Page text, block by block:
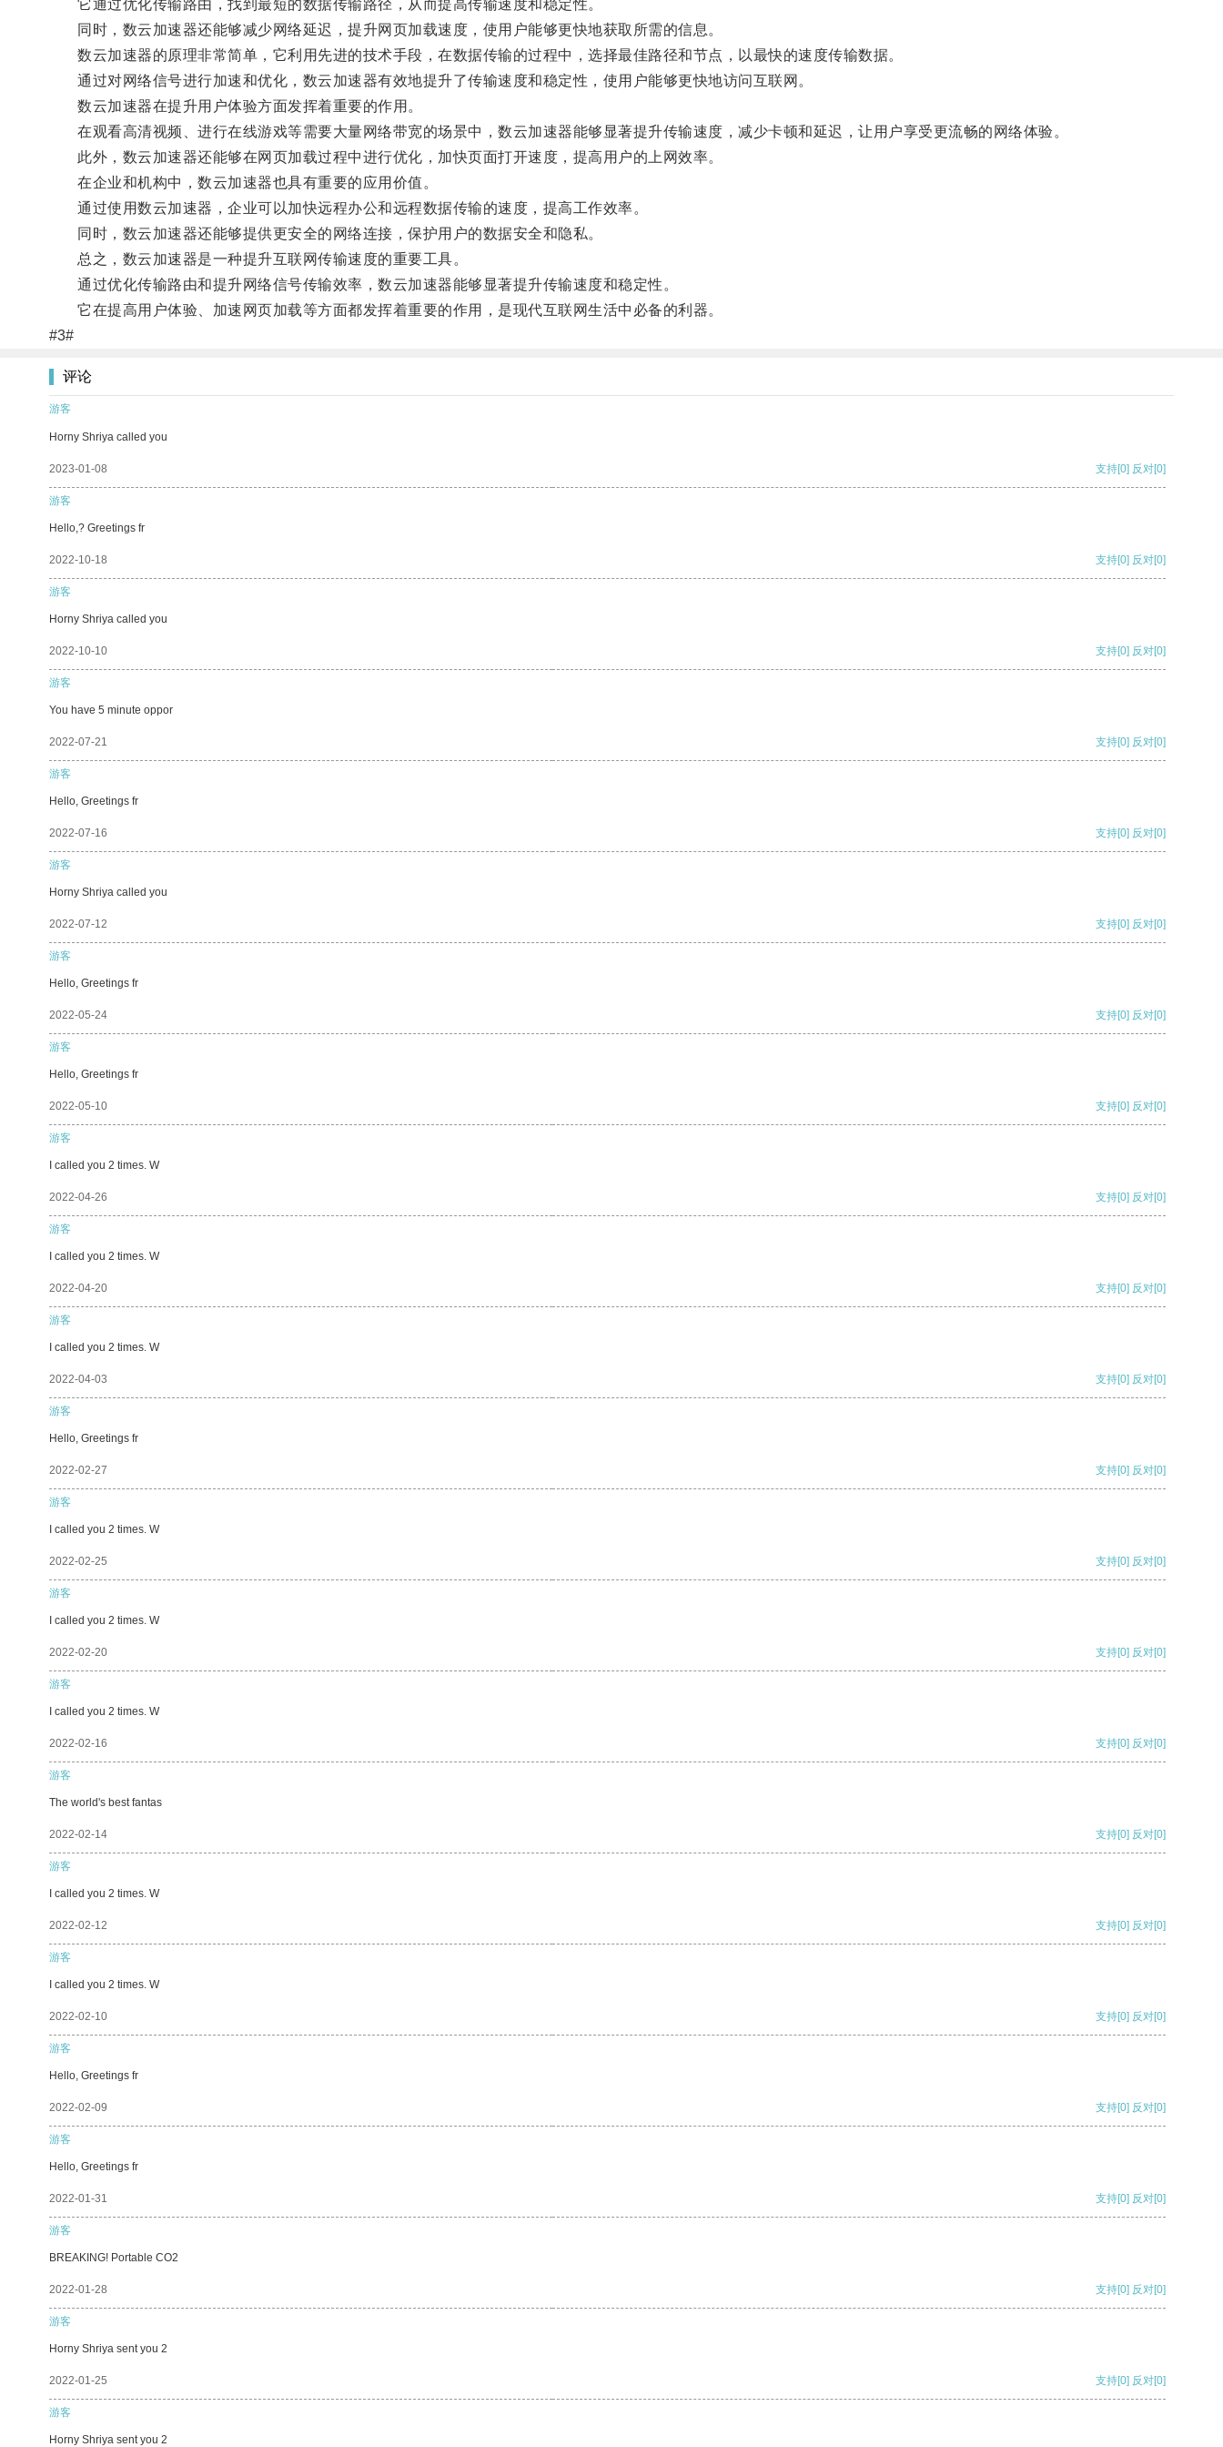
它通过优化传输路由，找到最短的数据传输路径，从而提高传输速度和稳定性。
同时，数云加速器还能够减少网络延迟，提升网页加载速度，使用户能够更快地获取所需的信息。
数云加速器的原理非常简单，它利用先进的技术手段，在数据传输的过程中，选择最佳路径和节点，以最快的速度传输数据。
通过对网络信号进行加速和优化，数云加速器有效地提升了传输速度和稳定性，使用户能够更快地访问互联网。
数云加速器在提升用户体验方面发挥着重要的作用。
在观看高清视频、进行在线游戏等需要大量网络带宽的场景中，数云加速器能够显著提升传输速度，减少卡顿和延迟，让用户享受更流畅的网络体验。
此外，数云加速器还能够在网页加载过程中进行优化，加快页面打开速度，提高用户的上网效率。
在企业和机构中，数云加速器也具有重要的应用价值。
通过使用数云加速器，企业可以加快远程办公和远程数据传输的速度，提高工作效率。
同时，数云加速器还能够提供更安全的网络连接，保护用户的数据安全和隐私。
总之，数云加速器是一种提升互联网传输速度的重要工具。
通过优化传输路由和提升网络信号传输效率，数云加速器能够显著提升传输速度和稳定性。
它在提高用户体验、加速网页加载等方面都发挥着重要的作用，是现代互联网生活中必备的利器。
#3#
评论
游客
Horny Shriya called you
2023-01-08 支持[0] 反对[0]
游客
Hello,? Greetings fr
2022-10-18 支持[0] 反对[0]
游客
Horny Shriya called you
2022-10-10 支持[0] 反对[0]
游客
You have 5 minute oppor
2022-07-21 支持[0] 反对[0]
游客
Hello, Greetings fr
2022-07-16 支持[0] 反对[0]
游客
Horny Shriya called you
2022-07-12 支持[0] 反对[0]
游客
Hello, Greetings fr
2022-05-24 支持[0] 反对[0]
游客
Hello, Greetings fr
2022-05-10 支持[0] 反对[0]
游客
I called you 2 times. W
2022-04-26 支持[0] 反对[0]
游客
I called you 2 times. W
2022-04-20 支持[0] 反对[0]
游客
I called you 2 times. W
2022-04-03 支持[0] 反对[0]
游客
Hello, Greetings fr
2022-02-27 支持[0] 反对[0]
游客
I called you 2 times. W
2022-02-25 支持[0] 反对[0]
游客
I called you 2 times. W
2022-02-20 支持[0] 反对[0]
游客
I called you 2 times. W
2022-02-16 支持[0] 反对[0]
游客
The world's best fantas
2022-02-14 支持[0] 反对[0]
游客
I called you 2 times. W
2022-02-12 支持[0] 反对[0]
游客
I called you 2 times. W
2022-02-10 支持[0] 反对[0]
游客
Hello, Greetings fr
2022-02-09 支持[0] 反对[0]
游客
Hello, Greetings fr
2022-01-31 支持[0] 反对[0]
游客
BREAKING! Portable CO2
2022-01-28 支持[0] 反对[0]
游客
Horny Shriya sent you 2
2022-01-25 支持[0] 反对[0]
游客
Horny Shriya sent you 2